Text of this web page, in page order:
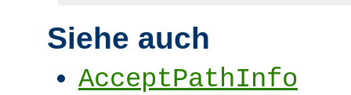
Siehe auch
AcceptPathInfo